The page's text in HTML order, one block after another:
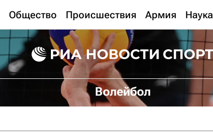
Общество Происшествия Армия Наука
Волейбол